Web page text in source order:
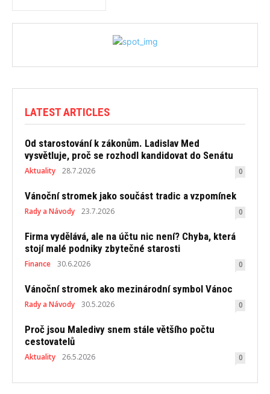
LATEST ARTICLES
Od starostování k zákonům. Ladislav Med
vysvětluje, proč se rozhodl kandidovat do Senátu
Aktuality 28.7.2026 0
Vánoční stromek jako součást tradic a vzpomínek
Rady a Návody 23.7.2026 0
Firma vydělává, ale na účtu nic není? Chyba, která
stojí malé podniky zbytečné starosti
Finance 30.6.2026 0
Vánoční stromek ako mezinárodní symbol Vánoc
Rady a Návody 30.5.2026 0
Proč jsou Maledivy snem stále většího počtu
cestovatelů
Aktuality 26.5.2026 0